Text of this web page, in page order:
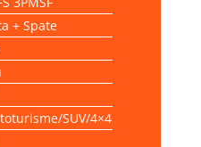
+ Spate
SUV/4×4